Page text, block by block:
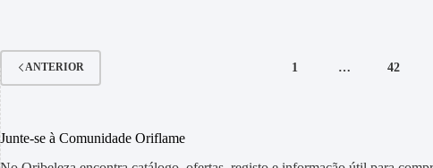
ANTERIOR 1 … 42
Junte-se à Comunidade Oriflame